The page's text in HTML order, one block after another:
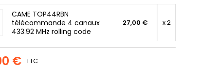
CAME TOP44RBN
télécommande 4 canaux
433.92 MHz rolling code
27,00 € x 2
€ TTC